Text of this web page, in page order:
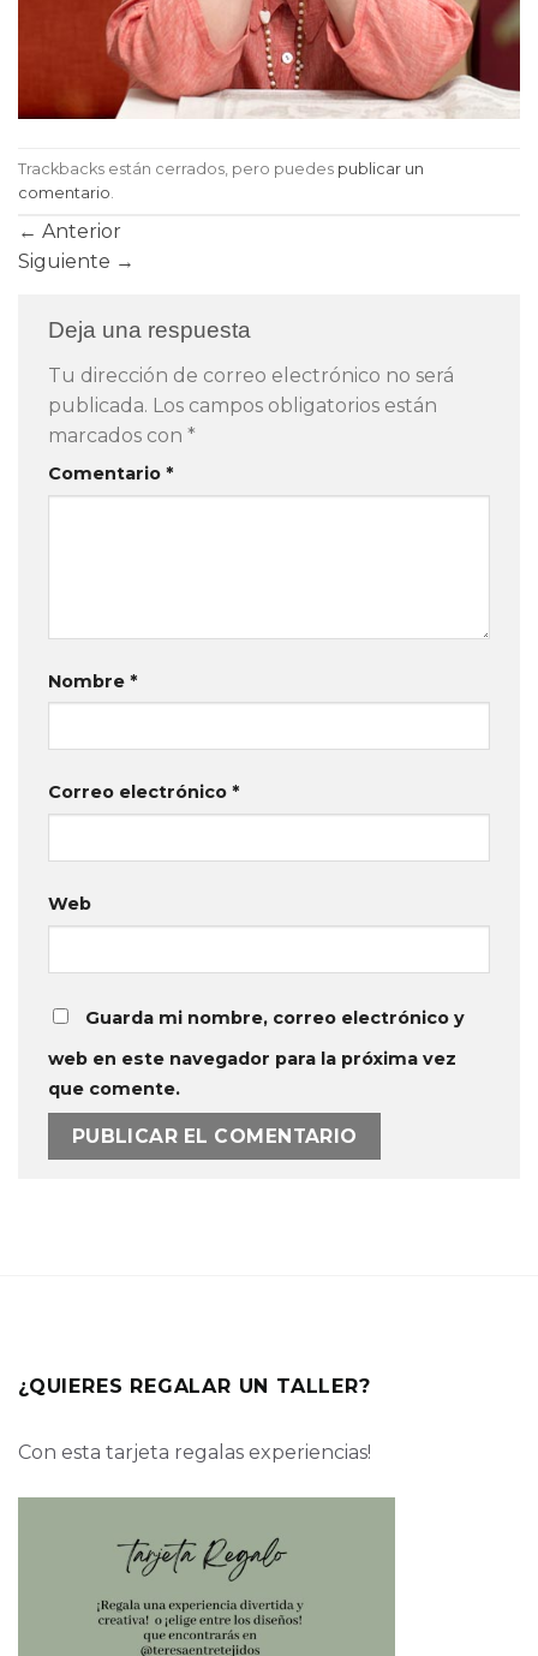
Trackbacks están cerrados, pero puedes publicar un
comentario
← Anterior
Siguiente →
Deja una respuesta
Tu dirección de correo electrónico no será
publicada. Los campos obligatorios están
marcados con *
Comentario *
Nombre *
Correo electrónico *
Web
Guarda mi nombre, correo electrónico y
web en este navegador para la próxima vez
que comente.
¿QUIERES REGALAR UN TALLER?
Con esta tarjeta regalas experiencias!